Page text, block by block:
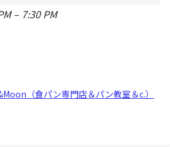
– 7:30 PM
（食パン専門店＆パン教室＆c.）